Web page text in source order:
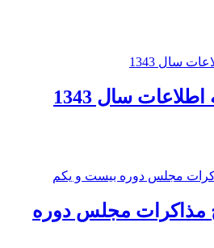
سال 1343
مذاکرات مجلس دوره